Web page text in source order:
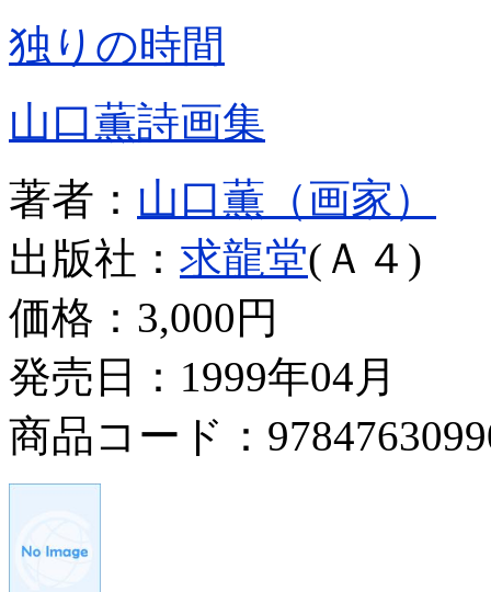
独りの時間
山口薫詩画集
著者： 山口薫（画家）
出版社： 求龍堂(Ａ４)
価格： 3,000円
発売日：1999年04月
商品コード：